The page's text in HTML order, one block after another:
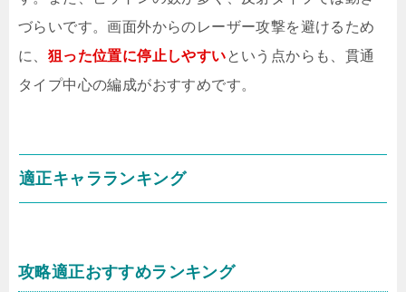
づらいです。画面外からのレーザー攻撃を避けるため
に、 狙った位置に停止しやすいという点からも、貫通
タイプ中心の編成がおすすめです。
適正キャラランキング
攻略適正おすすめランキング